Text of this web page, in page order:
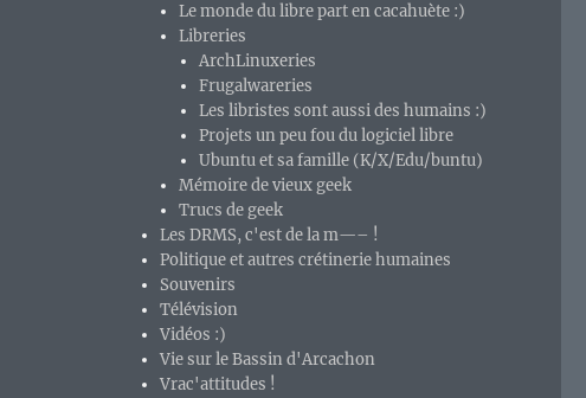
Le monde du libre part en cacahuète :)
Libreries
ArchLinuxeries
Frugalwareries
Les libristes sont aussi des humains :)
Projets un peu fou du logiciel libre
Ubuntu et sa famille (K/X/Edu/buntu)
Mémoire de vieux geek
Trucs de geek
Les DRMS, c'est de la m—– !
Politique et autres crétinerie humaines
Souvenirs
Télévision
Vidéos :)
Vie sur le Bassin d'Arcachon
Vrac'attitudes !